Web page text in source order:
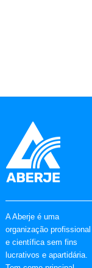
A Aberje é uma
organização profissional
e científica sem fins
lucrativos e apartidária.